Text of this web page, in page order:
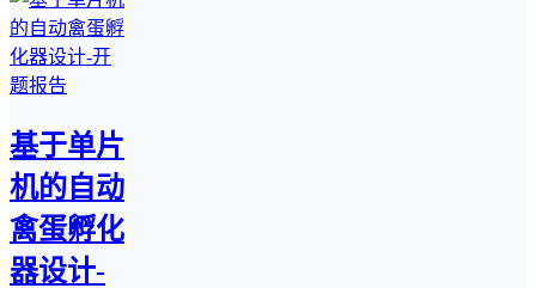
基于单片
机的自动
禽蛋孵化
器设计-